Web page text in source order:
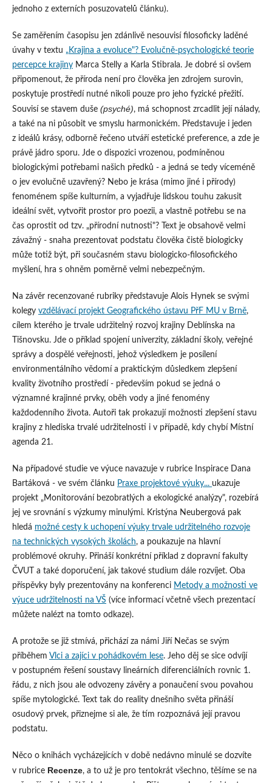
jednoho z externích posuzovatelů článku).
Se zaměřením časopisu jen zdánlivě nesouvisí filosoficky laděné
úvahy v textu „Krajina a evoluce"? Evolučně-psychologické teorie
percepce krajinyMarca Stelly a Karla Stibrala. Je dobré si ovšem
připomenout, že příroda není pro člověka jen zdrojem surovin,
poskytuje prostředí nutné nikoli pouze pro jeho fyzické přežití.
Souvisí se stavem duše (psyché), má schopnost zrcadlit její nálady,
a také na ni působit ve smyslu harmonickém. Představuje i jeden
z ideálů krásy, odborně řečeno utváří estetické preference, a zde je
právě jádro sporu. Jde o dispozici vrozenou, podmíněnou
biologickými potřebami našich předků - a jedná se tedy víceméně
o jev evolučně uzavřený? Nebo je krása (mimo jiné i přírody)
fenoménem spíše kulturním, a vyjadřuje lidskou touhu zakusit
ideální svět, vytvořit prostor pro poezii, a vlastně potřebu se na
čas oprostit od tzv. „přírodní nutnosti"? Text je obsahově velmi
závažný - snaha prezentovat podstatu člověka čistě biologicky
může totiž být, při současném stavu biologicko-filosofického
myšlení, hra s ohněm poměrně velmi nebezpečným.
Na závěr recenzované rubriky představuje Alois Hynek se svými
kolegy vzdělávací projekt Geografického ústavu PřF MU v Brně,
cílem kterého je trvale udržitelný rozvoj krajiny Deblínska na
Tišnovsku. Jde o příklad spojení univerzity, základní školy, veřejné
správy a dospělé veřejnosti, jehož výsledkem je posílení
environmentálního vědomí a praktickým důsledkem zlepšení
kvality životního prostředí - především pokud se jedná o
významné krajinné prvky, oběh vody a jiné fenomény
každodenního života. Autoři tak prokazují možnosti zlepšení stavu
krajiny z hlediska trvalé udržitelnosti i v případě, kdy chybí Místní
agenda 21.
Na případové studie ve výuce navazuje v rubrice Inspirace Dana
Bartáková - ve svém článku Praxe projektové výuky... ukazuje
projekt „Monitorování bezobratlých a ekologické analýzy", rozebírá
jej ve srovnání s výzkumy minulými. Kristýna Neubergová pak
hledá možné cesty k uchopení výuky trvale udržitelného rozvoje
na technických vysokých školách, a poukazuje na hlavní
problémové okruhy. Přináší konkrétní příklad z dopravní fakulty
ČVUT a také doporučení, jak takové studium dále rozvíjet. Oba
příspěvky byly prezentovány na konferenci Metody a možnosti ve
výuce udržitelnosti na VŠ (více informací včetně všech prezentací
můžete nalézt na tomto odkaze).
A protože se již stmívá, přichází za námi Jiří Nečas se svým
příběhem Vlci a zajíci v pohádkovém lese. Jeho děj se sice odvíjí
v postupném řešení soustavy lineárních diferenciálních rovnic 1.
řádu, z nich jsou ale odvozeny závěry a ponaučení svou povahou
spíše mytologické. Text tak do reality dnešního světa přináší
osudový prvek, přiznejme si ale, že tím rozpoznává její pravou
podstatu.
Něco o knihách vycházejících v době nedávno minulé se dozvíte
v rubrice Recenze, a to už je pro tentokrát všechno, těšíme se na